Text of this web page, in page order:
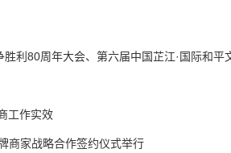
工作实效
商家战略合作签约仪式举行